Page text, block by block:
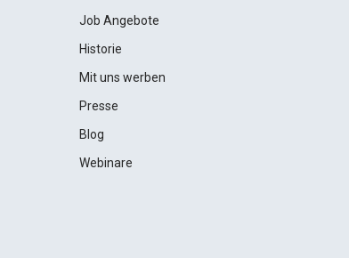
Job Angebote
Historie
Mit uns werben
Presse
Blog
Webinare